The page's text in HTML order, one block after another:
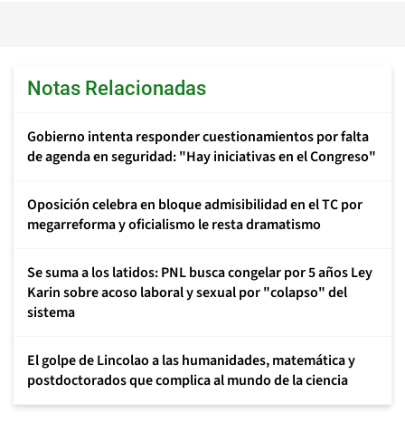
Notas Relacionadas
Gobierno intenta responder cuestionamientos por falta
de agenda en seguridad: "Hay iniciativas en el Congreso"
Oposición celebra en bloque admisibilidad en el TC por
megarreforma y oficialismo le resta dramatismo
Se suma a los latidos: PNL busca congelar por 5 años Ley
Karin sobre acoso laboral y sexual por "colapso" del
sistema
El golpe de Lincolao a las humanidades, matemática y
postdoctorados que complica al mundo de la ciencia